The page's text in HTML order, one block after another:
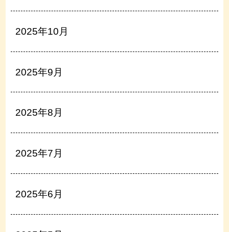
2025年10月
2025年9月
2025年8月
2025年7月
2025年6月